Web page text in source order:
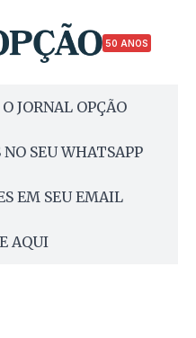
50 ANOS
JORNAL OPÇÃO
SEU WHATSAPP
EM SEU EMAIL
AQUI